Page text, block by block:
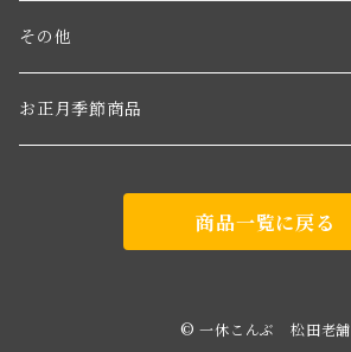
その他
わかめ
お正月季節商品
商品一覧に戻る
© 一休こんぶ 松田老舗